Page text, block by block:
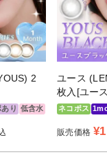
12.5mm
13.0mm
13.2mm
13.5mm
サンドイッチ製法
2
あり 低含水
ユース
枚入[ユー
ネコポス
販売価格 ¥